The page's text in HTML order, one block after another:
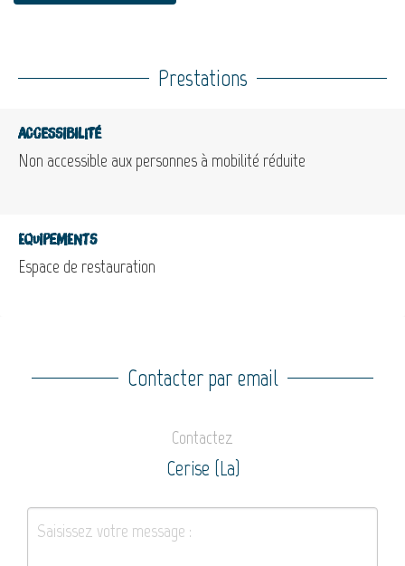
Prestations
Accessibilité
Non accessible aux personnes à mobilité réduite
Equipements
Espace de restauration
Contacter par email
Contactez
Cerise (La)